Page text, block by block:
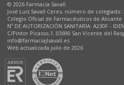
© 2026 Farmacia Savall
José Luis Savall Ceres, número de colegiado:
Colegio Oficial de Farmacéuticos de Alicante
Nº DE AUTORIZACIÓN SANITARIA: A230F -
C/Pintor Picasso,1. 03690 San Vicente del
info@farmaciajlsavall.es
Web actualizada julio de 2026